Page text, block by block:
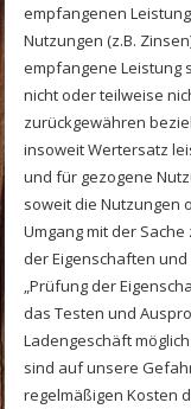
empfangenen
Nutzungen (z.B.
empfangene Leistung
nicht oder teilweise
zurückgewähren
insoweit Wertersatz
und für gezogene
soweit die Nutzungen
Umgang mit der
der Eigenschaften
„Prüfung der
das Testen und
Ladengeschäft
sind auf unsere
regelmäßigen Kosten